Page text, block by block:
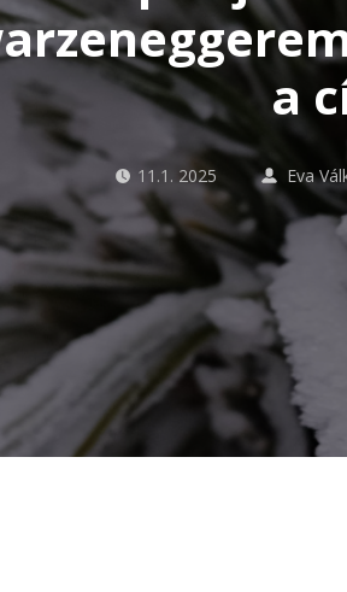
a
11.1. 2025 Eva